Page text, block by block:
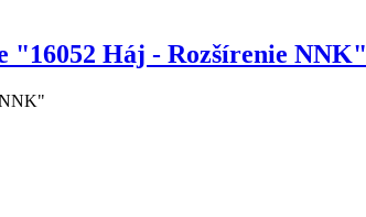
"16052 Háj - Rozšírenie NNK"
NNK"